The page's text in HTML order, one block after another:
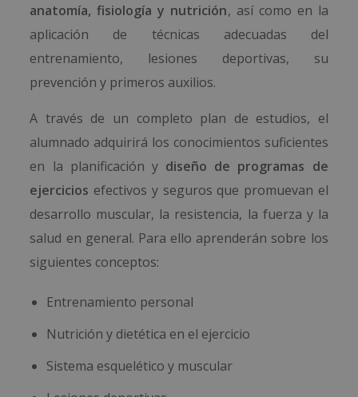
anatomía, fisiología y nutrición, así como en la
aplicación de técnicas adecuadas del
entrenamiento, lesiones deportivas, su
prevención y primeros auxilios.
A través de un completo plan de estudios, el
alumnado adquirirá los conocimientos suficientes
en la planificación y diseño de programas de
ejercicios efectivos y seguros que promuevan el
desarrollo muscular, la resistencia, la fuerza y la
salud en general. Para ello aprenderán sobre los
siguientes conceptos:
Entrenamiento personal
Nutrición y dietética en el ejercicio
Sistema esquelético y muscular